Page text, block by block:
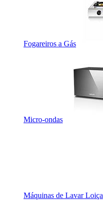
Fogareiros a Gás
Micro-ondas
Máquinas de Lavar Loiça